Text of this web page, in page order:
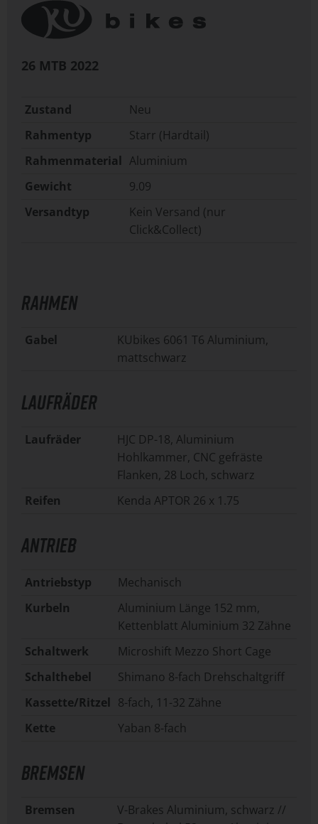
26 MTB 2022
Zustand
Neu
Rahmentyp
Starr (Hardtail)
Rahmenmaterial Aluminium
Gewicht
9.09
Versandtyp
Kein Versand (nur
Click&Collect)
RAHMEN
Gabel
KUbikes 6061 T6 Aluminium,
mattschwarz
LAUFRÄDER
Laufräder
HJC DP-18, Aluminium
Hohlkammer, CNC gefräste
Flanken, 28 Loch, schwarz
Reifen
Kenda APTOR 26 x 1.75
ANTRIEB
Antriebstyp
Mechanisch
Kurbeln
Aluminium Länge 152 mm,
Kettenblatt Aluminium 32 Zähne
Schaltwerk
Microshift Mezzo Short Cage
Schalthebel
Shimano 8-fach Drehschaltgriff
Kassette/Ritzel 8-fach, 11-32 Zähne
Kette
Yaban 8-fach
BREMSEN
Bremsen
V-Brakes Aluminium, schwarz //